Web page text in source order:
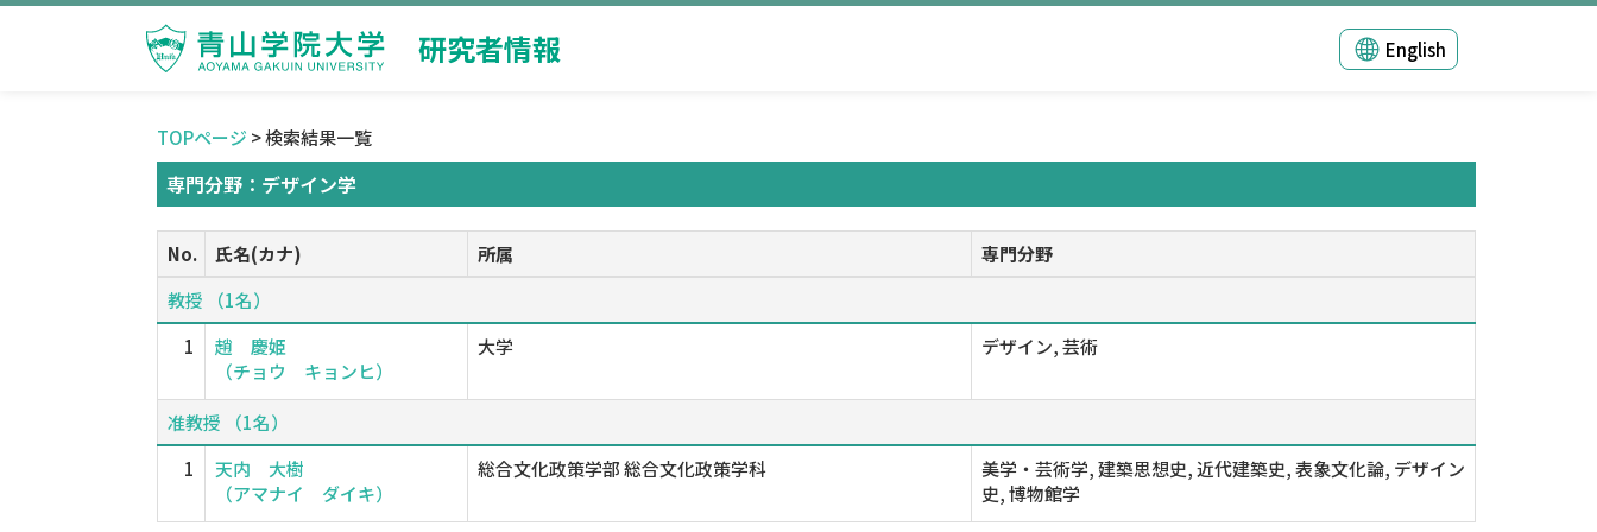
研究者情報 English
TOPページ > 検索結果一覧
専門分野：デザイン学
No. 氏名(カナ) 所属
専門分野
教授 （1名）
1
趙 慶姫
（チョウ キョンヒ）
大学 デザイン, 芸術
准教授 （1名）
1
天内 大樹
（アマナイ ダイキ）
総合文化政策学部 総合文化政策学科
美学・芸術学, 建築思想史, 近代建築史, 表象文化論, デザイン
史, 博物館学